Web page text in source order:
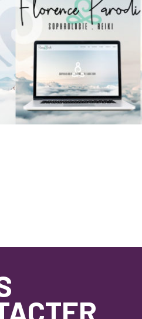
FLORENCE PARODI